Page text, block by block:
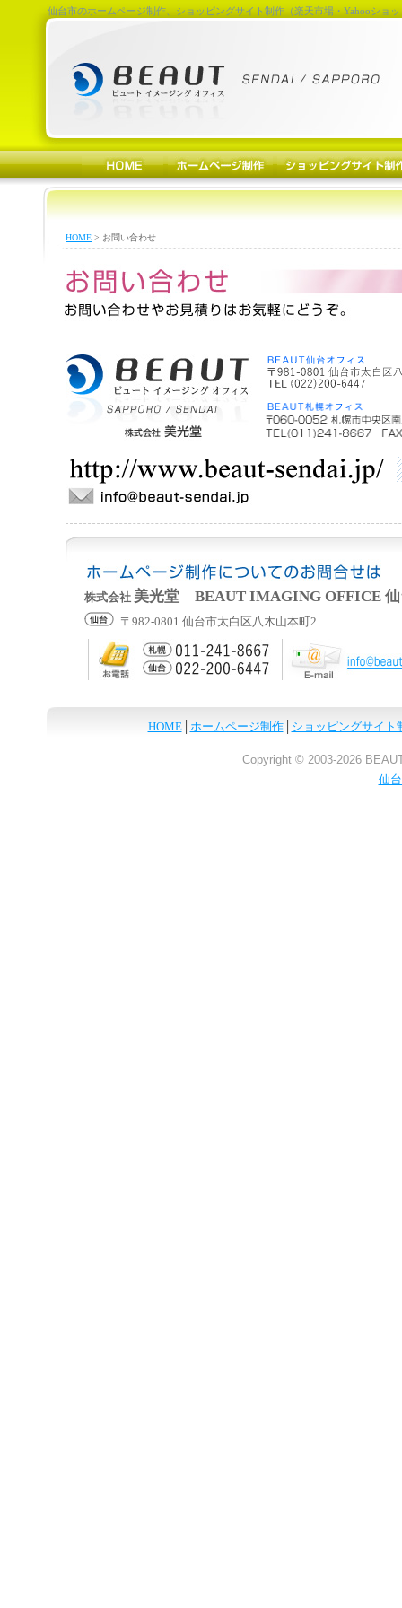
仙台市のホームページ制作、ショッピングサイト制作（楽天市場・Yahooショ
HOME > お問い合わせ
株式会社 美光堂 BEAUT IMAGING OFFICE 仙
〒982-0801 仙台市太白区八木山本町2
HOME│ ホームページ制作│ ショッピングサイト
Copyright © 2003-2026
仙